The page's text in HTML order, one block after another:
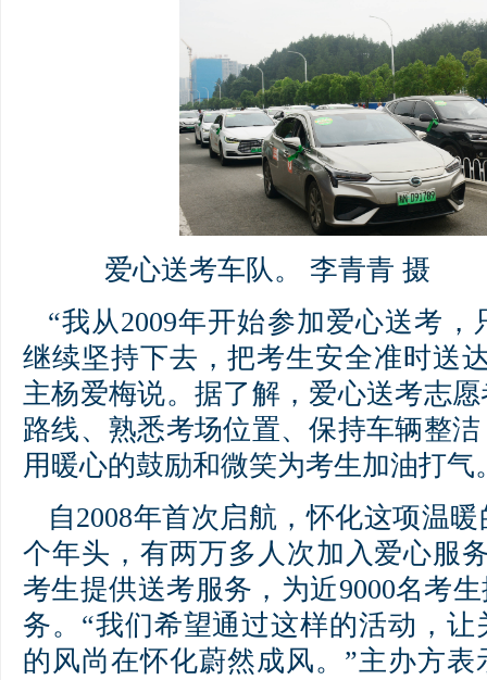
爱心送考车队。 李青青 摄
“我从2009年开始参加爱心送考
继续坚持下去，把考生安全准时送
主杨爱梅说。据了解，爱心送考志
路线、熟悉考场位置、保持车辆整
用暖心的鼓励和微笑为考生加油打气
自2008年首次启航，怀化这项温
个年头，有两万多人次加入爱心服
考生提供送考服务，为近9000名考
务。“我们希望通过这样的活动，
的风尚在怀化蔚然成风。”主办方